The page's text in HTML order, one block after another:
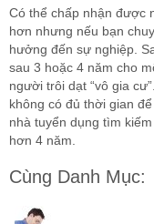
Có thể chấp nhận được
hơn nhưng nếu bạn
hưởng đến sự nghiệp.
sau 3 hoặc 4 năm cho
người trôi dạt “vô gia
không có đủ thời gian
nhà tuyển dụng tìm
hơn 4 năm.
Cùng Danh Mục: